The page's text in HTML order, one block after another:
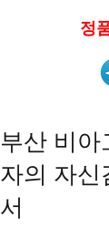
정
부산 비아
자의 자신
서